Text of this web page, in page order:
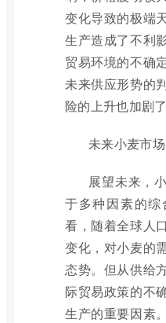
变化导致的极端
生产造成了不利
贸易环境的不确
未来供应形势的
险的上升也加剧
未来小麦市
展望未来，
于多种因素的
看，随着全球人
变化，对小麦的
态势。但从供给
际贸易政策的不
生产的重要因素